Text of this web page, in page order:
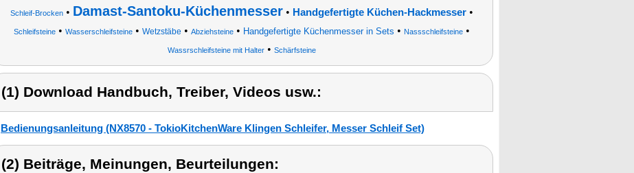
Schleif-Brocken • Damast-Santoku-Küchenmesser • Handgefertigte Küchen-Hackmesser •
Schleifsteine • Wasserschleifsteine • Wetzstäbe • Abziehsteine • Handgefertigte Küchenmesser in Sets • Nassschleifsteine •
Wassrschleifsteine mit Halter • Schärfsteine
(1) Download Handbuch, Treiber, Videos usw.:
Bedienungsanleitung (NX8570 - TokioKitchenWare Klingen Schleifer, Messer Schleif Set)
(2) Beiträge, Meinungen, Beurteilungen: